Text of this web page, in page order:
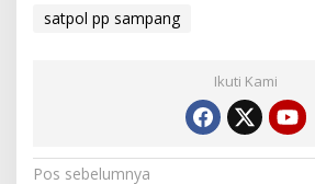
satpol pp sampang
Ikuti Kami
Pos sebelumnya